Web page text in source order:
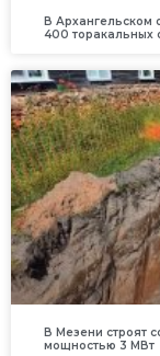
В
400 торакальных
В Мезени строят
мощностью 3 МВт